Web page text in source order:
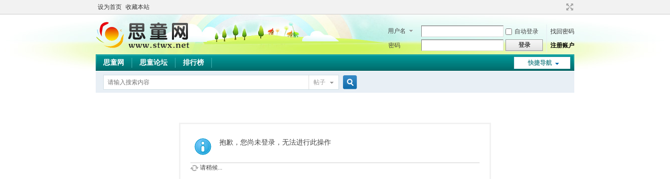
设为首页 收藏本站
用户名 自动登录
找回密码
密码
登录 注册账户
快捷导航
思童网 思童论坛 排行榜
帖子
抱歉，您尚未登录，无法进行此操作
请稍候...